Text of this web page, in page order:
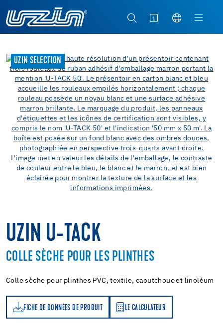
UZIN SELECTION
UZIN U-TACK
COLLE SÈCHE POUR LES PLINTHES
Colle sèche pour plinthes PVC, textile, caoutchouc et linoléum
FICHE DE DONNÉES DE PRODUIT LE CALCULATEUR
LE CALCULATEUR